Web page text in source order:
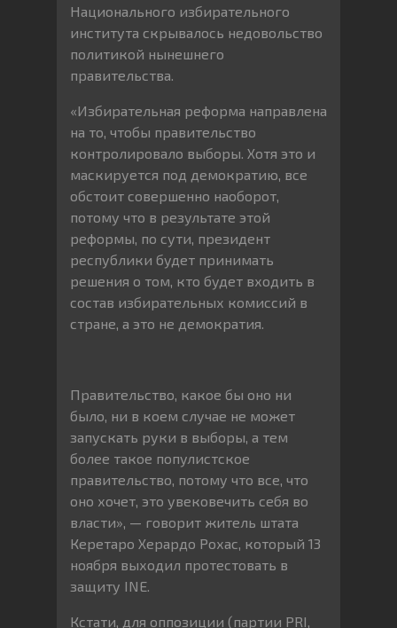
Национального избирательного
института скрывалось недовольство
политикой нынешнего
правительства.
«Избирательная реформа направлена
на то, чтобы правительство
контролировало выборы. Хотя это и
маскируется под демократию, все
обстоит совершенно наоборот,
потому что в результате этой
реформы, по сути, президент
республики будет принимать
решения о том, кто будет входить в
состав избирательных комиссий в
стране, а это не демократия.
Правительство, какое бы оно ни
было, ни в коем случае не может
запускать руки в выборы, а тем
более такое популистское
правительство, потому что все, что
оно хочет, это увековечить себя во
власти», — говорит житель штата
Керетаро Херардо Рохас, который 13
ноября выходил протестовать в
защиту INE.
Кстати, для оппозиции (партии PRI,